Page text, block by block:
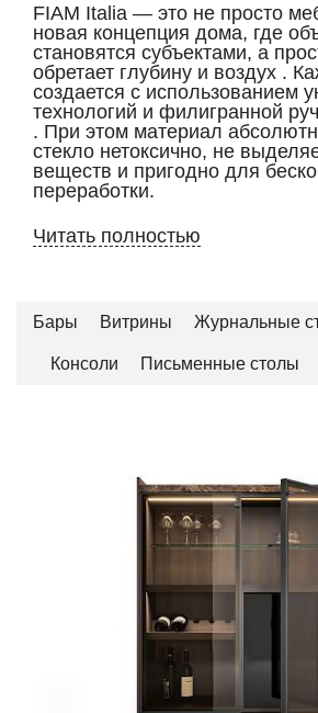
FIAM Italia — это не просто
новая концепция дома, где
становятся субъектами, а
обретает глубину и воздух .
создается с использованием
технологий и филигранной
. При этом материал
стекло нетоксично, не
веществ и пригодно для
переработки.
Читать полностью
Бары Витрины Журнальные
Консоли Письменные столы